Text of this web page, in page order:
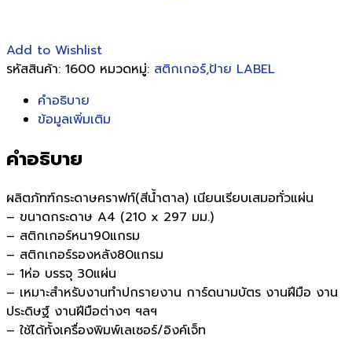
Add to Wishlist
รหัสสินค้า: 1600 หมวดหมู่: สติกเกอร์,ป้าย LABEL
คำอธิบาย
ข้อมูลเพิ่มเติม
คำอธิบาย
ผลิตภัทฑ์กระดาษคราฟท์(สีน้ำตาล) เนียนเรียบเสมอทั่วแผ่น
– ขนาดกระดาษ A4 (210 x 297 มม.)
– สติกเกอร์หนา90แกรม
– สติกเกอร์รองหลัง80แกรม
– 1ห่อ บรรจุ 30แผ่น
– เหมาะสำหรับงานทำปกรายงาน การ์ดนามบัตร งานฝีมือ งาน
ประดิษฐ์ งานฝีมือต่างๆ ฯลฯ
– ใช้ได้ทั้งเครื่องพิมพ์เลเซอร์/อิงค์เจ็ท